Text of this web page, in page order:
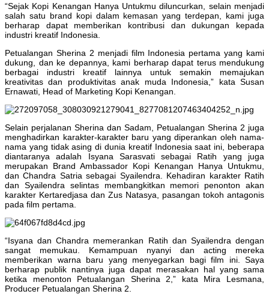
“Sejak Kopi Kenangan Hanya Untukmu diluncurkan, selain menjadi
salah satu brand kopi dalam kemasan yang terdepan, kami juga
berharap dapat memberikan kontribusi dan dukungan kepada
industri kreatif Indonesia.
Petualangan Sherina 2 menjadi film Indonesia pertama yang kami
dukung, dan ke depannya, kami berharap dapat terus mendukung
berbagai industri kreatif lainnya untuk semakin memajukan
kreativitas dan produktivitas anak muda Indonesia,” kata Susan
Ernawati, Head of Marketing Kopi Kenangan.
Selain perjalanan Sherina dan Sadam, Petualangan Sherina 2 juga
menghadirkan karakter-karakter baru yang diperankan oleh nama-
nama yang tidak asing di dunia kreatif Indonesia saat ini, beberapa
diantaranya adalah Isyana Sarasvati sebagai Ratih yang juga
merupakan Brand Ambassador Kopi Kenangan Hanya Untukmu,
dan Chandra Satria sebagai Syailendra. Kehadiran karakter Ratih
dan Syailendra selintas membangkitkan memori penonton akan
karakter Kertaredjasa dan Zus Natasya, pasangan tokoh antagonis
pada film pertama.
“Isyana dan Chandra memerankan Ratih dan Syailendra dengan
sangat memukau. Kemampuan nyanyi dan acting mereka
memberikan warna baru yang menyegarkan bagi film ini. Saya
berharap publik nantinya juga dapat merasakan hal yang sama
ketika menonton Petualangan Sherina 2,” kata Mira Lesmana,
Producer Petualangan Sherina 2.